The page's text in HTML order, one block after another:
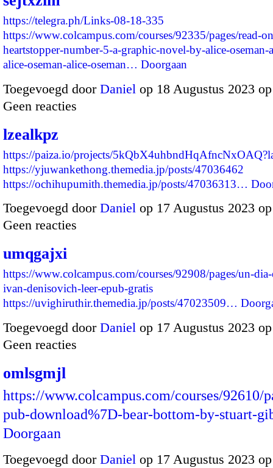
https://telegra.ph/Links-08-18-335
https://www.colcampus.com/courses/92335/pages/read-
heartstopper-number-5-a-graphic-novel-by-alice-oseman-
alice-oseman-alice-oseman… Doorgaan
Toegevoegd door Daniel op 18 Augustus 2023
Geen reacties
lzealkpz
https://paiza.io/projects/
https://yjuwankethong.themedia.jp/posts/47036462
https://ochihupumith.themedia.jp/posts/47036313…
Toegevoegd door Daniel op 17 Augustus 2023
Geen reacties
umqgajxi
https://www.colcampus.com/courses/92908/pages/un-
ivan-denisovich-leer-epub-gratis
https://uvighiruthir.themedia.jp/posts/47023509…
Toegevoegd door Daniel op 17 Augustus 2023
Geen reacties
omlsgmjl
https://www.colcampus.com/courses/92610/
pub-download%7D-bear-bottom-by-stuart-
Doorgaan
Toegevoegd door Daniel op 17 Augustus 2023